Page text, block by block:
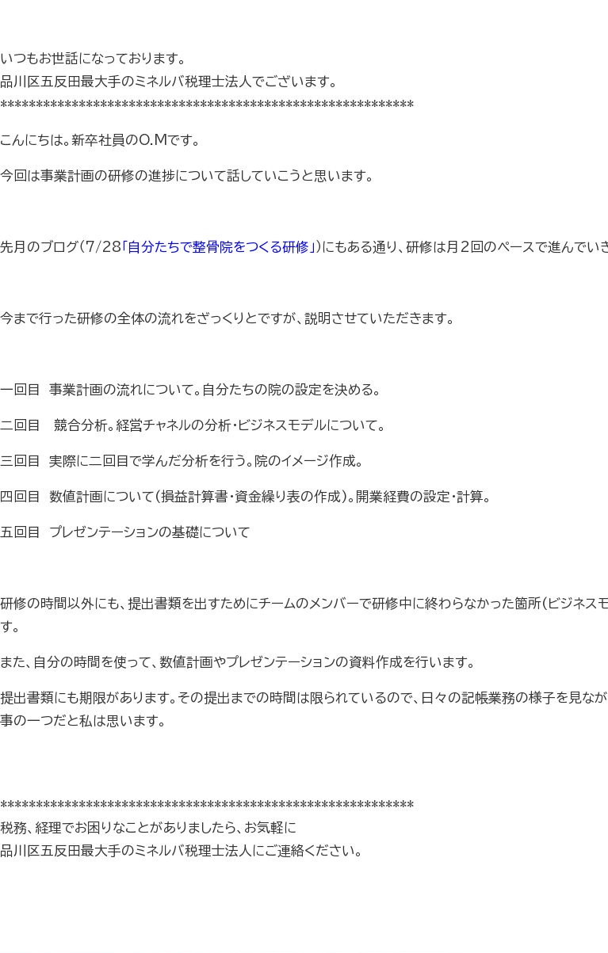
いつもお世話になっております。
品川区五反田最大手のミネルバ税理士法人でございます。
**********************************************************
こんにちは。新卒社員のO.Mです。
今回は事業計画の研修の進捗について話していこうと思います。
先月のブログ（7/28 「自分たちで整骨院をつくる研修」 ）にもある通り、研修は月2回のペースで進んでい
今まで行った研修の全体の流れをざっくりとですが、説明させていただきます。
一回目 事業計画の流れについて。自分たちの院の設定を決める。
二回目 競合分析。経営チャネルの分析・ビジネスモデルについて。
三回目 実際に二回目で学んだ分析を行う。院のイメージ作成。
四回目 数値計画について(損益計算書・資金繰り表の作成)。開業経費の設定・計算。
五回目 プレゼンテーションの基礎について
研修の時間以外にも、提出書類を出すためにチームのメンバーで研修中に終わらなかった箇所(ビジネス
す。
また、自分の時間を使って、数値計画やプレゼンテーションの資料作成を行います。
提出書類にも期限があります。その提出までの時間は限られているので、日々の記帳業務の様子を見な
事の一つだと私は思います。
**********************************************************
税務、経理でお困りなことがありましたら、お気軽に
品川区五反田最大手のミネルバ税理士法人にご連絡ください。